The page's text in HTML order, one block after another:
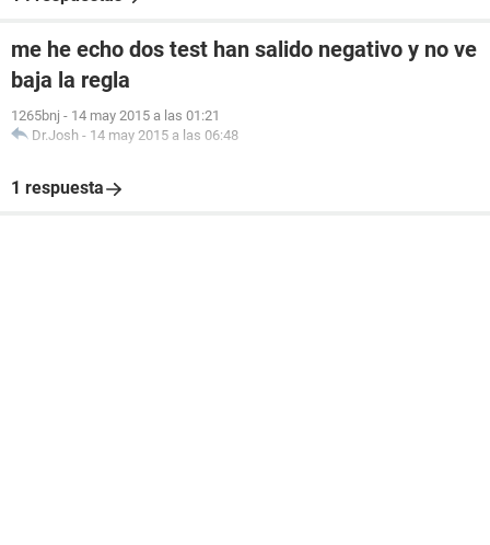
me he echo dos test han salido negativo y no ve
baja la regla
1265bnj - 14 may 2015 a las 01:21
Dr.Josh - 14 may 2015 a las 06:48
1 respuesta